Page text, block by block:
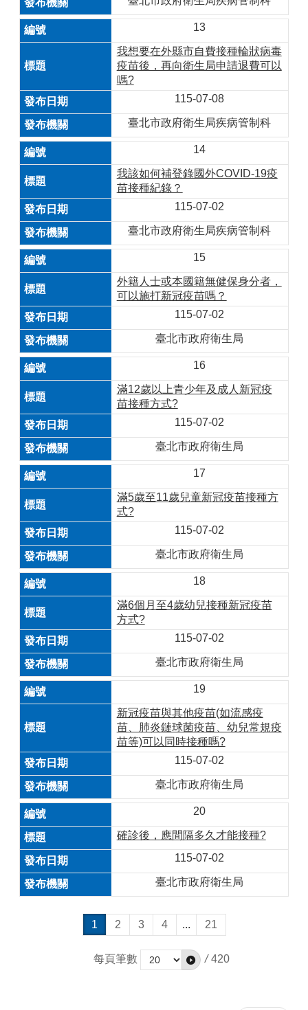
13
我想要在外縣市自費接種輪狀病毒
疫苗後，再向衛生局申請退費可以
嗎?
115-07-08
臺北市政府衛生局疾病管制科
14
我該如何補登錄國外COVID-19疫
苗接種紀錄？
115-07-02
臺北市政府衛生局疾病管制科
15
外籍人士或本國籍無健保身分者，
可以施打新冠疫苗嗎？
115-07-02
臺北市政府衛生局
16
滿12歲以上青少年及成人新冠疫
苗接種方式?
115-07-02
臺北市政府衛生局
17
滿5歲至11歲兒童新冠疫苗接種方
式?
115-07-02
臺北市政府衛生局
18
滿6個月至4歲幼兒接種新冠疫苗
方式?
115-07-02
臺北市政府衛生局
19
新冠疫苗與其他疫苗(如流感疫
苗、肺炎鏈球菌疫苗、幼兒常規疫
苗等)可以同時接種嗎?
115-07-02
臺北市政府衛生局
20
確診後，應間隔多久才能接種?
115-07-02
臺北市政府衛生局
1 2 3 4 ... 21
每頁筆數 / 420